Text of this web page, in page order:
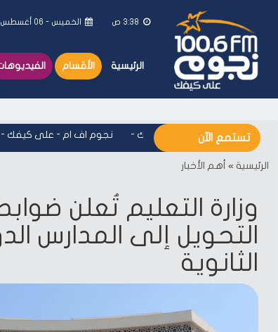
3:38 ص الخميس - ٠٦ أغسطس ٢٠٢٦
الرئيسية الأقسام
تستمع الآن
نجوم اف ام - على كيفك - نجوم اف ام - على كيفك
الرئيسية » أهم الأخبار
وزارة التعليم تُعلن
التحويل إلى المدارس
الثانوية